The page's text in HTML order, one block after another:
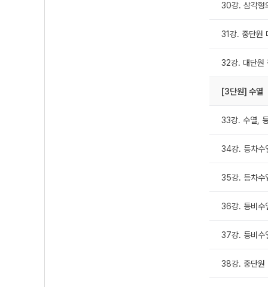
30강. 삼각형
31강. 중단원
32강. 대단원
[3단원] 수열
33강. 수열,
34강. 등차수
35강. 등차수
36강. 등비수
37강. 등비수
38강. 중단원